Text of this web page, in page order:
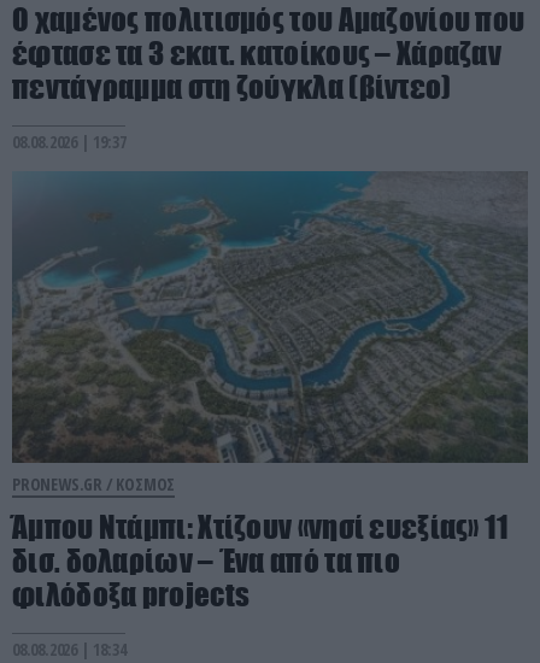
Ο χαμένος πολιτισμός του Αμαζονίου που
έφτασε τα 3 εκατ. κατοίκους – Χάραζαν
πεντάγραμμα στη ζούγκλα (βίντεο)
08.08.2026 | 19:37
PRONEWS.GR / ΚΟΣΜΟΣ
Άμπου Ντάμπι: Χτίζουν «νησί ευεξίας» 11
δισ. δολαρίων – Ένα από τα πιο
φιλόδοξα projects
08.08.2026 | 18:34